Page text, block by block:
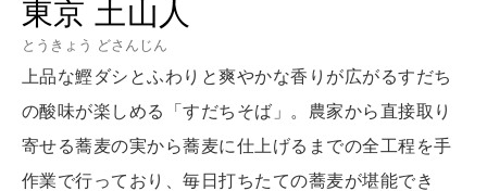
算命学がわかる今月のあなた
MAMA
ママもいろいろ
東京 土山人
とうきょう どさんじん
上品な鰹ダシとふわりと爽やかな香りが広がるすだち
の酸味が楽しめる「すだちそば」。農家から直接取り
寄せる蕎麦の実から蕎麦に仕上げるまでの全工程を手
作業で行っており、毎日打ちたての蕎麦が堪能でき